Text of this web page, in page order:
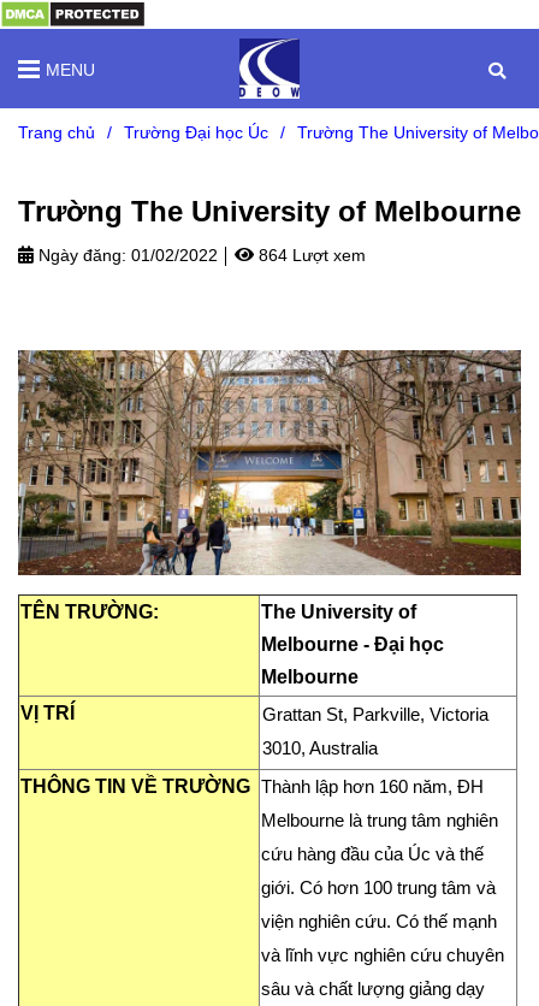
MENU
Trang chủ / Trường Đại học Úc / Trường The University of
Trường The University of Melbourne
Ngày đăng: 01/02/2022 864 Lượt xem
TÊN TRƯỜNG:
The University of
Melbourne - Đại học
Melbourne
VỊ TRÍ
Grattan St, Parkville, Victoria
3010, Australia
THÔNG TIN VỀ TRƯỜNG Thành lập hơn 160 năm, ĐH
Melbourne là trung tâm nghiên
cứu hàng đầu của Úc và thế
giới. Có hơn 100 trung tâm và
viện nghiên cứu. Có thế mạnh
và lĩnh vực nghiên cứu chuyên
sâu và chất lượng giảng dạy